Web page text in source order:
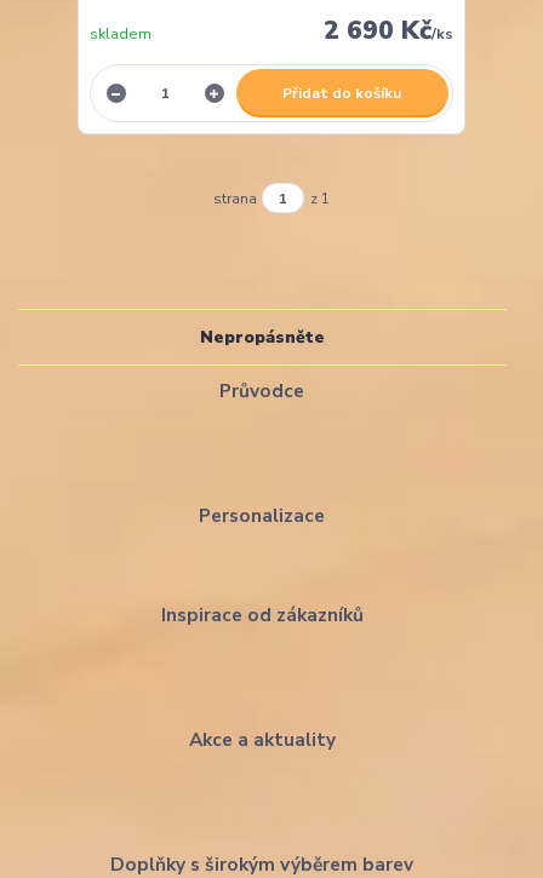
2 690 Kč/ks
skladem
Přidat do košíku
strana z 1
Nepropásněte
Průvodce
Personalizace
Inspirace od zákazníků
Akce a aktuality
Doplňky s širokým výběrem barev